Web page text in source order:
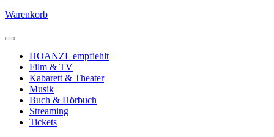
Warenkorb
HOANZL empfiehlt
Film & TV
Kabarett & Theater
Musik
Buch & Hörbuch
Streaming
Tickets